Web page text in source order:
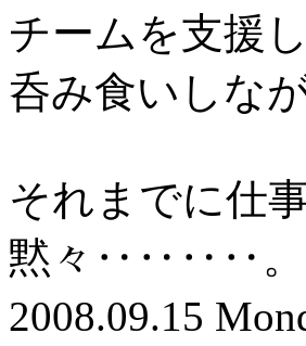
チームを支援
呑み食いしな
それまでに仕
黙々‥‥‥‥。
2008.09.15